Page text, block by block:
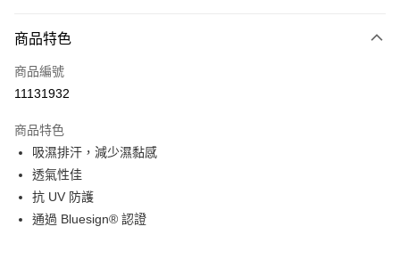
LINE Pay
Apple Pay
運送方式
全家店到店
每筆NT$80，滿NT$10,000(含以上)免運費
商品特色
商品編號
11131932
商品特色
吸濕排汗，減少濕黏感
透氣性佳
抗 UV 防護
通過 Bluesign® 認證